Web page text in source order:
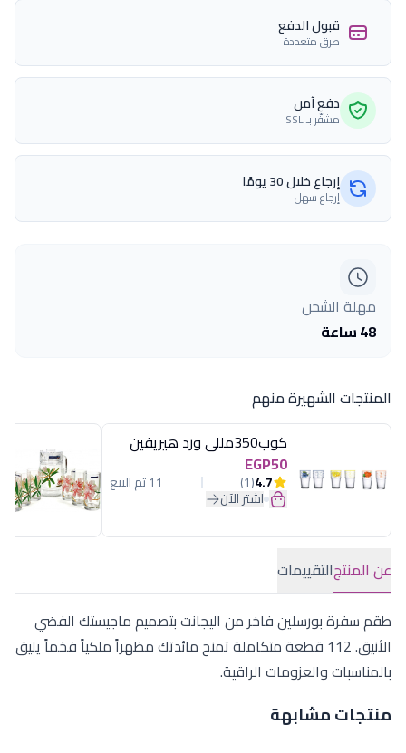
قبول الدفع
طرق متعددة
دفع آمن
مشفّر بـ SSL
إرجاع خلال 30 يومًا
إرجاع سهل
مهلة الشحن
48 ساعة
المنتجات الشهيرة منهم
كوب350مللى ورد هيريفين
EGP50
4.7
(1) 11 تم البيع
اشترِ الآن
عن المنتجالتقييمات
طقم سفرة بورسلين فاخر من اليجانت بتصميم ماجيستك الفضي
الأنيق. 112 قطعة متكاملة تمنح مائدتك مظهراً ملكياً فخماً يليق
بالمناسبات والعزومات الراقية.
منتجات مشابهة